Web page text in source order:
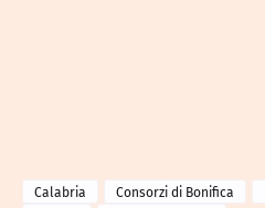
Calabria Consorzi di Bonifica